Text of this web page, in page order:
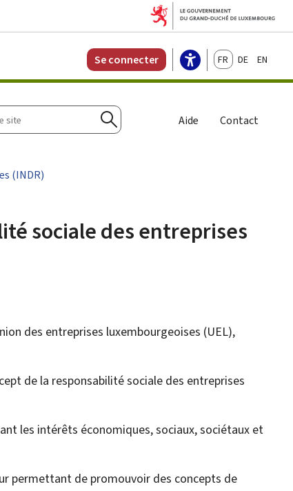
Se connecter FrançaisDeutschEnglish
Rechercher
Aide Contact
(INDR)
sociale des entreprises
des entreprises luxembourgeoises (UEL),
de la responsabilité sociale des entreprises
les intérêts économiques, sociaux, sociétaux et
permettant de promouvoir des concepts de